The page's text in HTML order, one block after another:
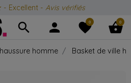
- Excellent - Avis vérifiés
search person favorite
0 shopping_basket
0
homme Basket de ville